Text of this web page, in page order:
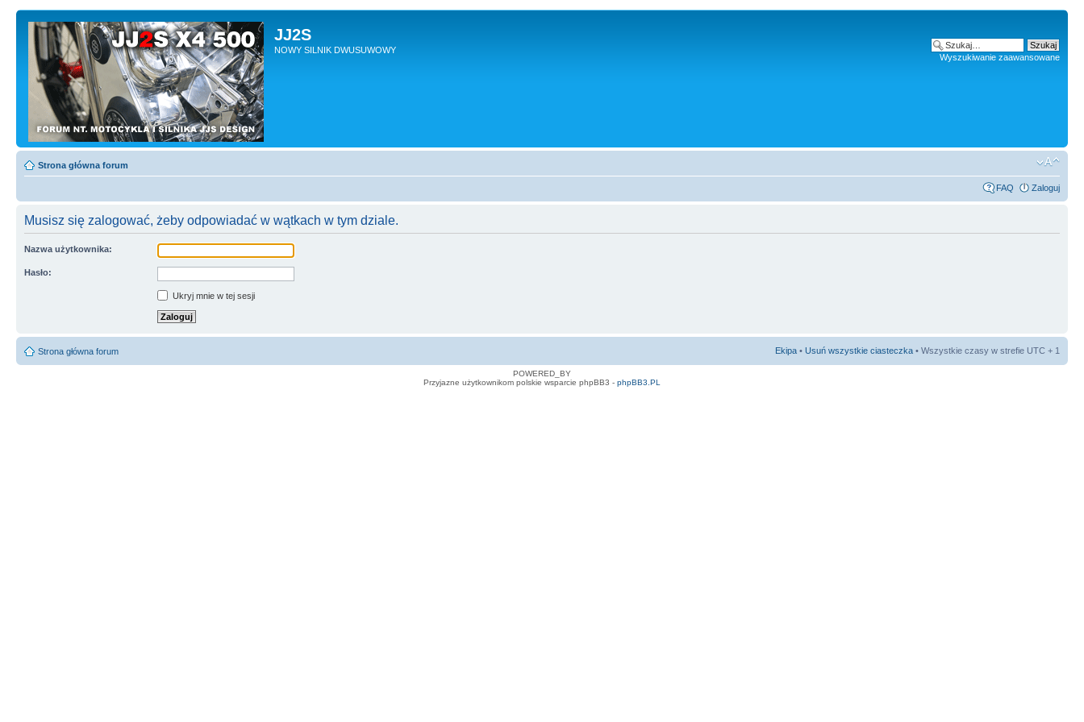
JJ2S
NOWY SILNIK DWUSUWOWY
Wyszukiwanie zaawansowane
Strona główna forum
FAQ Zaloguj
Musisz się zalogować, żeby odpowiadać w wątkach w tym dziale.
Nazwa użytkownika:
Hasło:
Ukryj mnie w tej sesji
Strona główna forum Ekipa • Usuń wszystkie ciasteczka • Wszystkie czasy w strefie UTC + 1
POWERED_BY
Przyjazne użytkownikom polskie wsparcie phpBB3 - phpBB3.PL